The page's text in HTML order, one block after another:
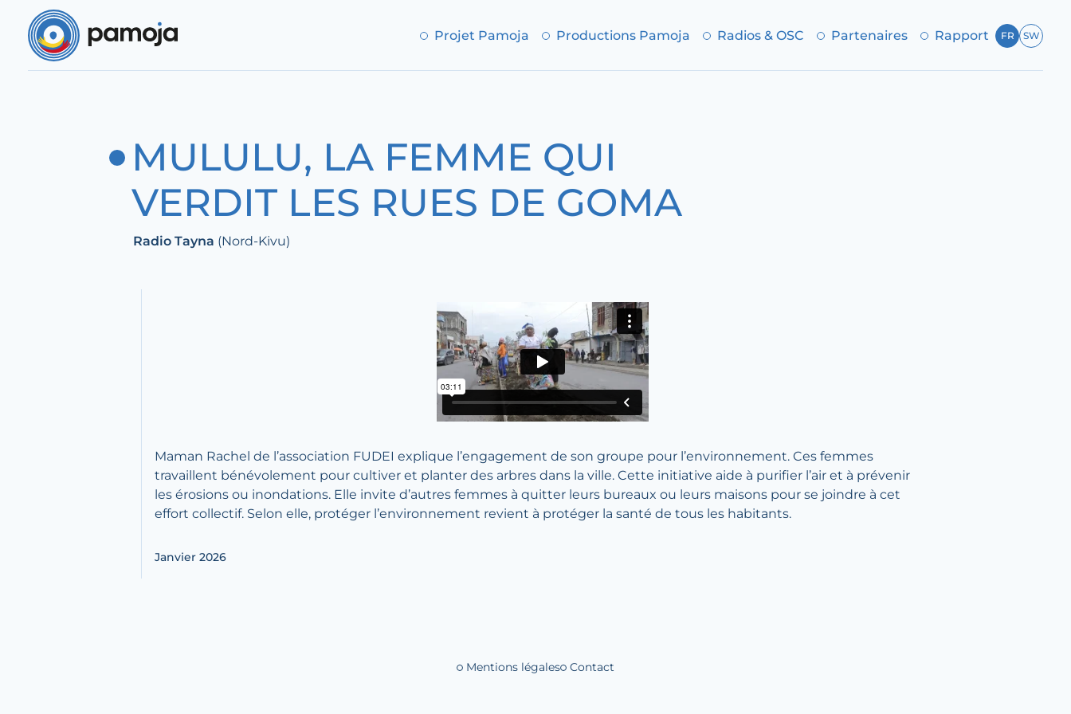
Projet Pamoja Productions Pamoja Radios & OSC Partenaires Rapport FR SW
MULULU, LA FEMME QUI
VERDIT LES RUES DE GOMA
Radio Tayna (Nord-Kivu)
Maman Rachel de l’association FUDEI explique l’engagement de son groupe pour l’environnement. Ces femmes
travaillent bénévolement pour cultiver et planter des arbres dans la ville. Cette initiative aide à purifier l’air et à prévenir
les érosions ou inondations. Elle invite d’autres femmes à quitter leurs bureaux ou leurs maisons pour se joindre à cet
effort collectif. Selon elle, protéger l’environnement revient à protéger la santé de tous les habitants.
Janvier 2026
Liens de bas de page
Mentions légales Contact